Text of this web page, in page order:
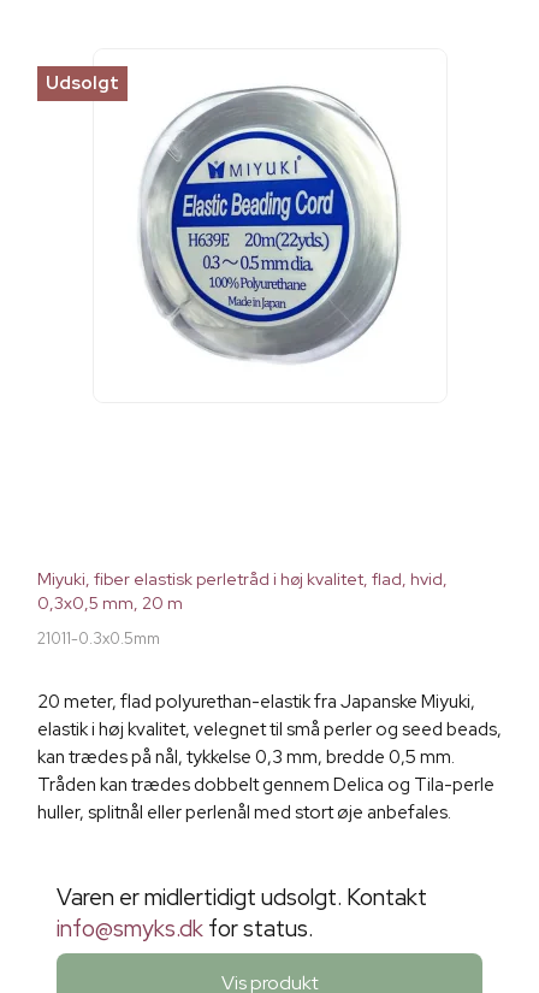
Udsolgt
Miyuki, fiber elastisk perletråd i høj kvalitet, flad, hvid,
0,3x0,5 mm, 20 m
21011-0.3x0.5mm
20 meter, flad polyurethan-elastik fra Japanske Miyuki,
elastik i høj kvalitet, velegnet til små perler og seed beads,
kan trædes på nål, tykkelse 0,3 mm, bredde 0,5 mm.
Tråden kan trædes dobbelt gennem Delica og Tila-perle
huller, splitnål eller perlenål med stort øje anbefales.
Varen er midlertidigt udsolgt. Kontakt
info@smyks.dk for status.
Vis produkt